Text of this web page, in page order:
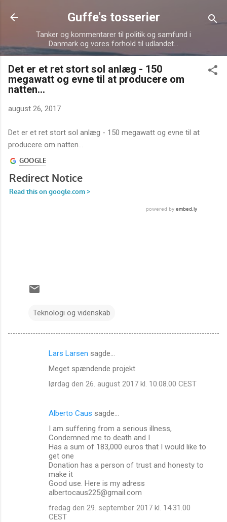
Gå videre til hovedindholdet
Guffe's tosserier
Tanker og kommentarer til politik og samfund i
Danmark og vores forhold til udlandet...
Det er et ret stort sol anlæg - 150
megawatt og evne til at producere om
natten...
august 26, 2017
Det er et ret stort sol anlæg - 150 megawatt og evne til at
producere om natten...
Teknologi og videnskab
Lars Larsen sagde…
Meget spændende projekt
lørdag den 26. august 2017 kl. 10.08.00 CEST
Alberto Caus sagde…
I am suffering from a serious illness,
Condemned me to death and I
Has a sum of 183,000 euros that I would like to
get one
Donation has a person of trust and honesty to
make it
Good use. Here is my adress
albertocaus225@gmail.com
fredag den 29. september 2017 kl. 14.31.00
CEST